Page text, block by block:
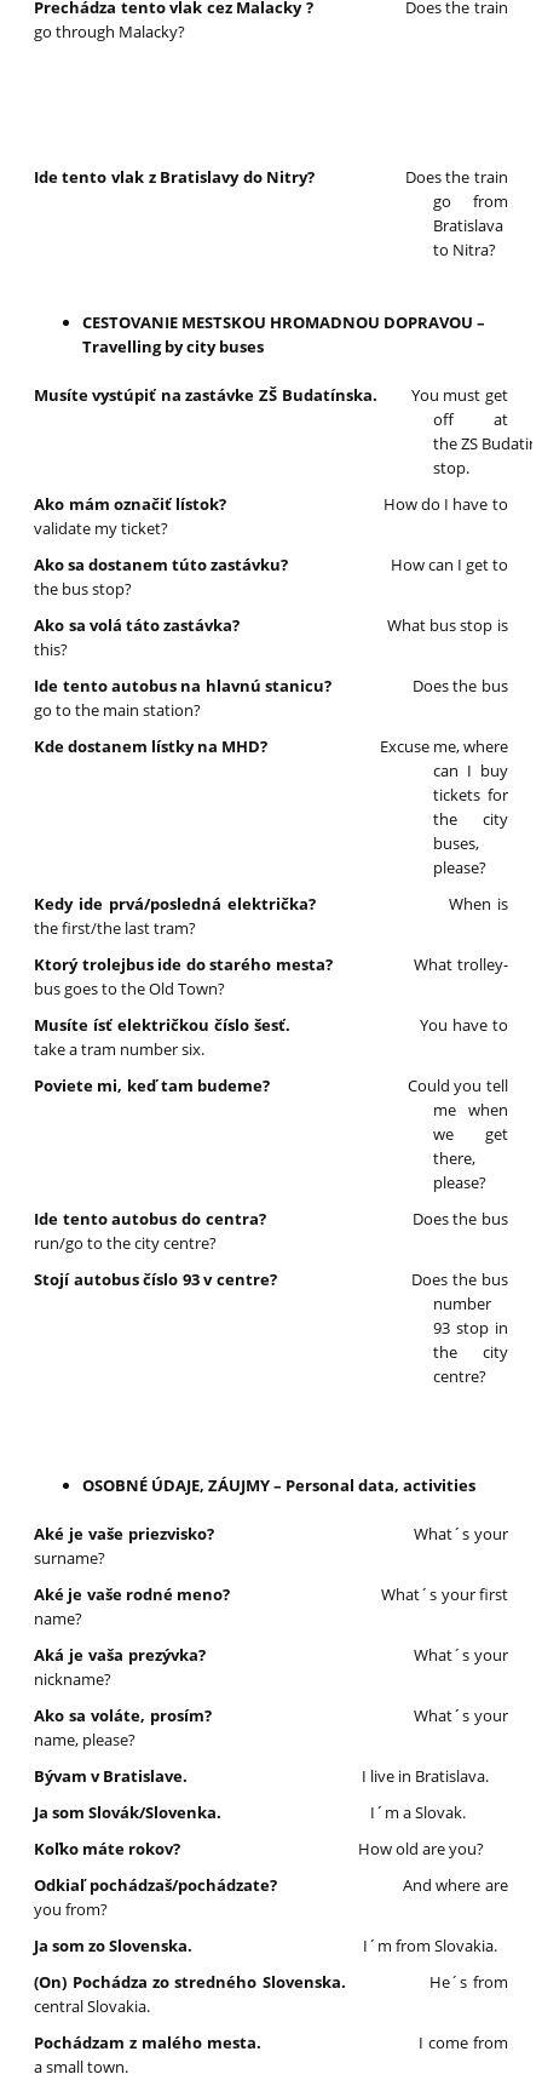
Prechádza tento vlak cez Malacky ? Does the train
go through Malacky?
Ide tento vlak z Bratislavy do Nitry? Does the train
go from
Bratislava
to Nitra?
CESTOVANIE MESTSKOU HROMADNOU DOPRAVOU –
Travelling by city buses
Musíte vystúpiť na zastávke ZŠ Budatínska. You must get
off at
the ZS
stop.
Ako mám označiť lístok? How do I have to
validate my ticket?
Ako sa dostanem túto zastávku? How can I get to
the bus stop?
Ako sa volá táto zastávka? What bus stop is
this?
Ide tento autobus na hlavnú stanicu? Does the bus
go to the main station?
Kde dostanem lístky na MHD? Excuse me, where
can I buy
tickets for
the city
buses,
please?
Kedy ide prvá/posledná električka? When is
the first/the last tram?
Ktorý trolejbus ide do starého mesta?What trolley-
bus goes to the Old Town?
Musíte ísť električkou číslo šesť.You have to
take a tram number six.
Poviete mi, keď tam budeme? Could you tell
me when
we get
there,
please?
Ide tento autobus do centra? Does the bus
run/go to the city centre?
Stojí autobus číslo 93 v centre? Does the bus
number
93 stop in
the city
centre?
OSOBNÉ ÚDAJE, ZÁUJMY – Personal data, activities
Aké je vaše priezvisko? What´s your
surname?
Aké je vaše rodné meno?What´s your first
name?
Aká je vaša prezývka? What´s your
nickname?
Ako sa voláte, prosím? What´s your
name, please?
Bývam v Bratislave. I live in Bratislava.
Ja som Slovák/Slovenka. I´m a Slovak.
Koľko máte rokov? How old are you?
Odkiaľ pochádzaš/pochádzate? And where are
you from?
Ja som zo Slovenska. I´m from Slovakia.
(On) Pochádza zo stredného Slovenska. He´s from
central Slovakia.
Pochádzam z malého mesta. I come from
a small town.